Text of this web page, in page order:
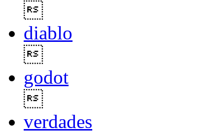
diablo
godot
verdades